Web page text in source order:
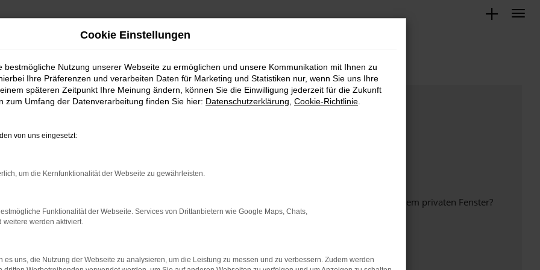
bestimmter Seiten verhindern. Funktioniert die Seite in einem anderen Browser oder in einem privaten Fenster?
beheben.
auf dem neuesten Stand sind.
kann auch dazu führen, dass bestimmte Funktionen nicht mehr unterstützt werden.
Cookie Einstellungen
bestmögliche Nutzung unserer Webseite zu ermöglichen und unsere Kommunikation mit Ihnen zu
Ihre Präferenzen und verarbeiten Daten für Marketing und Statistiken nur, wenn Sie uns Ihre
späteren Zeitpunkt Ihre Meinung ändern, können Sie die Einwilligung jederzeit für die Zukunft
zum Umfang der Datenverarbeitung finden Sie hier: Datenschutzerklärung Cookie-Richtlinie
von uns eingesetzt:
um die Kernfunktionalität der Webseite zu gewährleisten.
Funktionalität der Webseite. Services von Drittanbietern wie Google Maps, Chats,
weitere werden aktiviert.
es uns, die Nutzung der Webseite zu analysieren, um die Leistung zu messen und zu verbessern. Zudem werden